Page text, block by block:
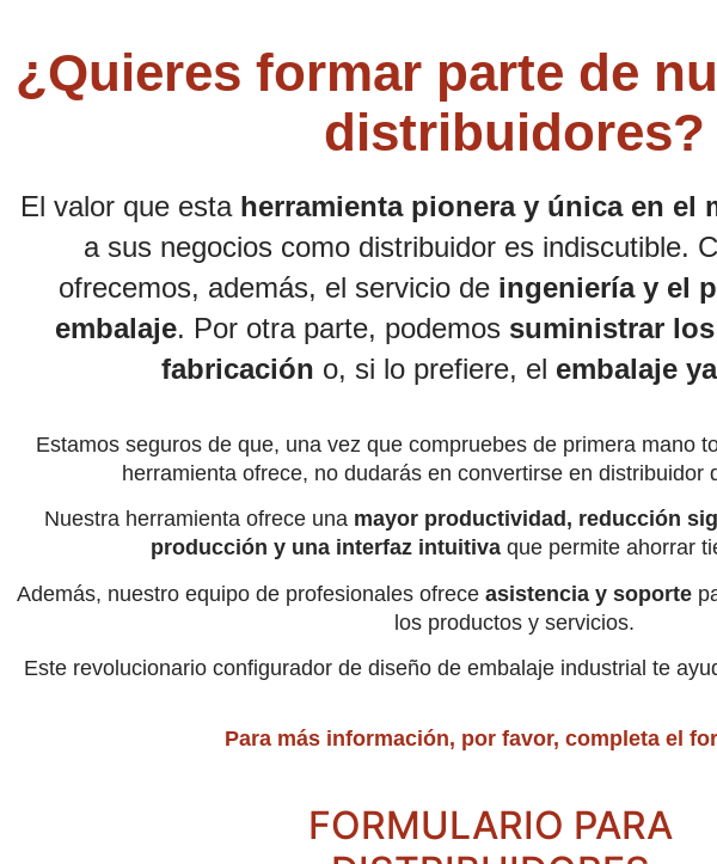
¿Quieres formar parte de
distribuidores?
El valor que esta herramienta pionera y única en el
a sus negocios como distribuidor es indiscutible.
ofrecemos, además, el servicio de ingeniería y el
embalaje. Por otra parte, podemos suministrar
fabricación o, si lo prefiere, el embalaje
Estamos seguros de que, una vez que compruebes de primera mano
herramienta ofrece, no dudarás en convertirse en distribuidor
Nuestra herramienta ofrece una mayor productividad, reducción
producción y una interfaz intuitiva que permite ahorrar
Además, nuestro equipo de profesionales ofrece asistencia y soporte
los productos y servicios.
Este revolucionario configurador de diseño de embalaje industrial te
Para más información, por favor, completa el
FORMULARIO PARA